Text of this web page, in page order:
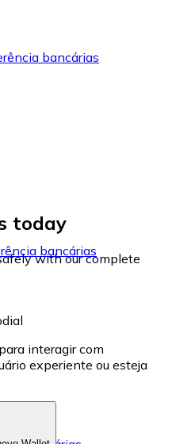
bancárias
bancárias
today
with our complete
interagir com
experiente ou esteja